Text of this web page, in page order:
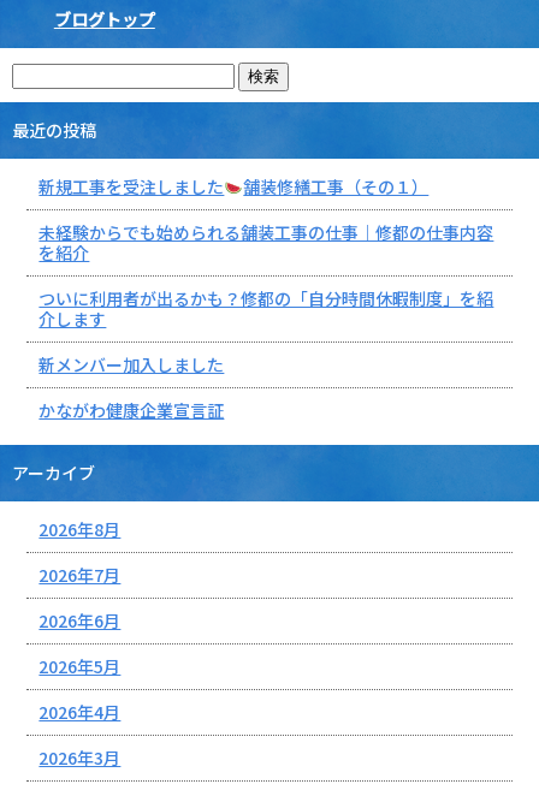
ブログトップ
最近の投稿
新規工事を受注しました
舗装修繕工事（その１）
未経験からでも始められる舗装工事の仕事｜修都の仕事内容
を紹介
ついに利用者が出るかも？修都の「自分時間休暇制度」を紹
介します
新メンバー加入しました
かながわ健康企業宣言証
アーカイブ
2026年8月
2026年7月
2026年6月
2026年5月
2026年4月
2026年3月